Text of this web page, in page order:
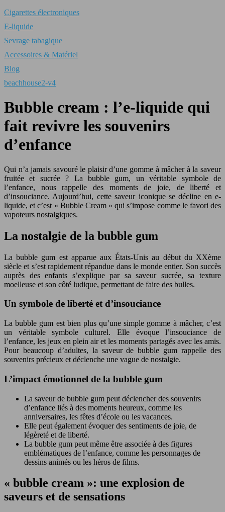
Cigarettes électroniques
E-liquide
Sevrage tabagique
Accessoires & Matériel
Blog
beachhouse2-v4
Bubble cream : l’e-liquide qui
fait revivre les souvenirs
d’enfance
Qui n’a jamais savouré le plaisir d’une gomme à mâcher à la saveur
fruitée et sucrée ? La bubble gum, un véritable symbole de
l’enfance, nous rappelle des moments de joie, de liberté et
d’insouciance. Aujourd’hui, cette saveur iconique se décline en e-
liquide, et c’est « Bubble Cream » qui s’impose comme le favori des
vapoteurs nostalgiques.
La nostalgie de la bubble gum
La bubble gum est apparue aux États-Unis au début du XXème
siècle et s’est rapidement répandue dans le monde entier. Son succès
auprès des enfants s’explique par sa saveur sucrée, sa texture
moelleuse et son côté ludique, permettant de faire des bulles.
Un symbole de liberté et d’insouciance
La bubble gum est bien plus qu’une simple gomme à mâcher, c’est
un véritable symbole culturel. Elle évoque l’insouciance de
l’enfance, les jeux en plein air et les moments partagés avec les amis.
Pour beaucoup d’adultes, la saveur de bubble gum rappelle des
souvenirs précieux et déclenche une vague de nostalgie.
L’impact émotionnel de la bubble gum
La saveur de bubble gum peut déclencher des souvenirs
d’enfance liés à des moments heureux, comme les
anniversaires, les fêtes d’école ou les vacances.
Elle peut également évoquer des sentiments de joie, de
légèreté et de liberté.
La bubble gum peut même être associée à des figures
emblématiques de l’enfance, comme les personnages de
dessins animés ou les héros de films.
« bubble cream »: une explosion de
saveurs et de sensations